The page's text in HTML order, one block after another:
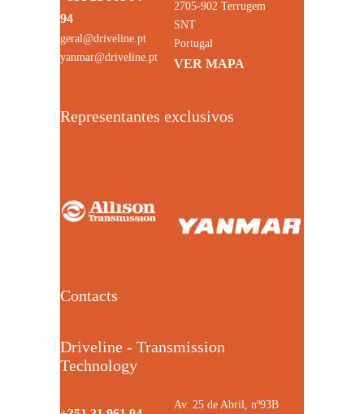
94
geral@driveline.pt
yanmar@driveline.pt
2705-902 Terrugem
SNT
Portugal
VER MAPA
Representantes exclusivos
Contacts
Driveline - Transmission
Technology
Av. 25 de Abril, nº93B